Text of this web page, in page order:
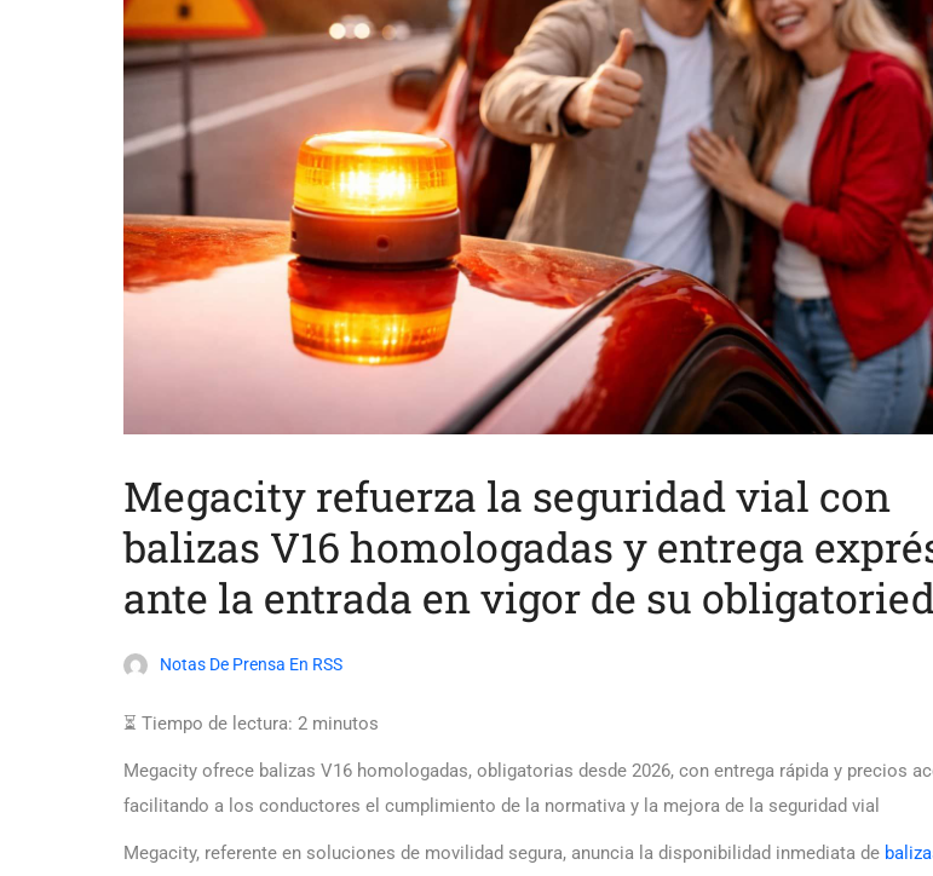
Megacity refuerza la seguridad vial con
balizas V16 homologadas y entrega
ante la entrada en vigor de su
Notas De Prensa En RSS
⏳ Tiempo de lectura: 2 minutos
Megacity ofrece balizas V16 homologadas, obligatorias desde 2026, con entrega rápida y precios
facilitando a los conductores el cumplimiento de la normativa y la mejora de la seguridad vial
Megacity, referente en soluciones de movilidad segura, anuncia la disponibilidad inmediata de